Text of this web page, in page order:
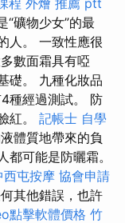
程 外燴 推薦 ptt
“礦物少女”的最
人。 一致性應很
數面霜具有啞
礎。 九種化妝品
種經過測試。 防
紅。 記帳士 自學
體質地帶來的負
可能是防曬霜。
西屯按摩 協會申請
其他錯誤，也許
點擊軟體價格 竹